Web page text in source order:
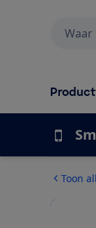
Toon